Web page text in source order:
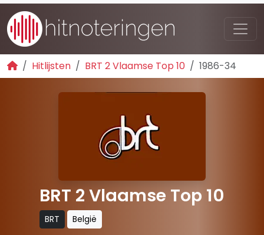
Hitlijsten BRT 2 Vlaamse Top 10 1986-34
BRT 2 Vlaamse Top 10
BRT België